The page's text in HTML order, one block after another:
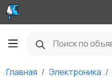
Главная Электроника